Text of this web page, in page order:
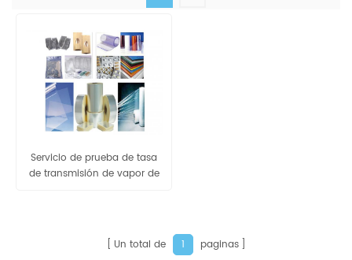
Servicio de prueba de tasa
de transmisión de vapor de
Un total de 1 paginas